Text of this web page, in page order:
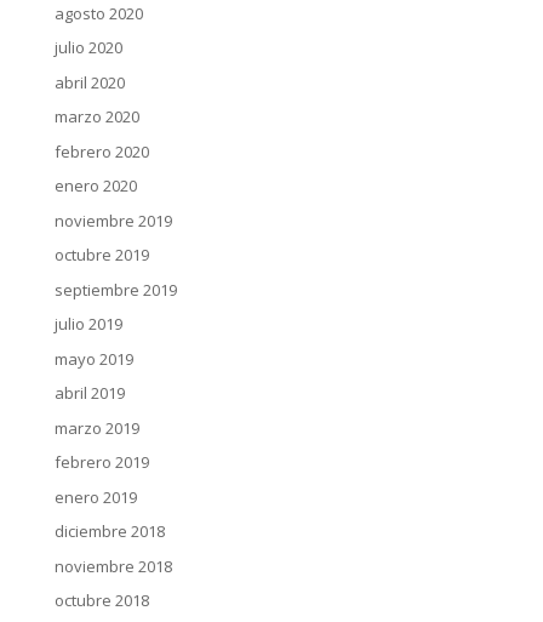
agosto 2020
julio 2020
abril 2020
marzo 2020
febrero 2020
enero 2020
noviembre 2019
octubre 2019
septiembre 2019
julio 2019
mayo 2019
abril 2019
marzo 2019
febrero 2019
enero 2019
diciembre 2018
noviembre 2018
octubre 2018